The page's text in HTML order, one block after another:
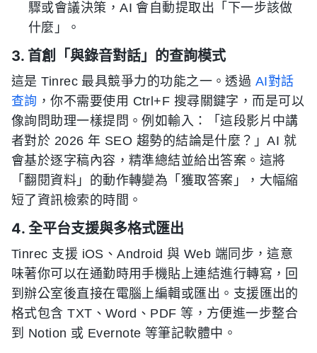
驟或會議決策，AI 會自動提取出「下一步該做
什麼」。
3. 首創「與錄音對話」的查詢模式
這是 Tinrec 最具競爭力的功能之一。透過 AI對話
查詢 ，你不需要使用 Ctrl+F 搜尋關鍵字，而是可以
像詢問助理一樣提問。例如輸入：「這段影片中講
者對於 2026 年 SEO 趨勢的結論是什麼？」AI 就
會基於逐字稿內容，精準總結並給出答案。這將
「翻閱資料」的動作轉變為「獲取答案」，大幅縮
短了資訊檢索的時間。
4. 全平台支援與多格式匯出
Tinrec 支援 iOS、Android 與 Web 端同步，這意
味著你可以在通勤時用手機貼上連結進行轉寫，回
到辦公室後直接在電腦上編輯或匯出。支援匯出的
格式包含 TXT、Word、PDF 等，方便進一步整合
到 Notion 或 Evernote 等筆記軟體中。